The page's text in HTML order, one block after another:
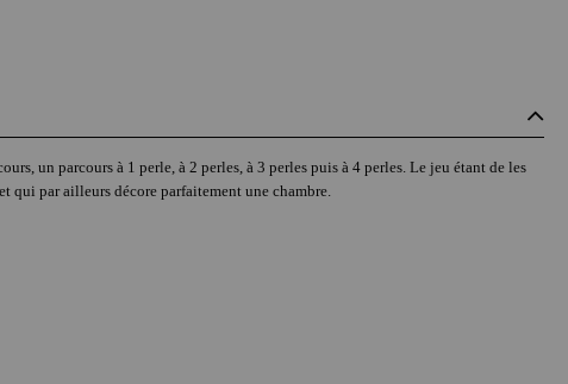
un parcours à 1 perle, à 2 perles, à 3 perles puis à 4 perles. Le jeu étant de les
qui par ailleurs décore parfaitement une chambre.